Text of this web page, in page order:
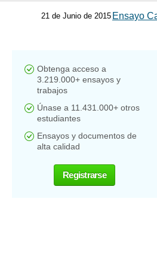
21 de Junio de 2015 Ensayo
Obtenga acceso a
3.219.000+ ensayos y
trabajos
Únase a 11.431.000+ otros
estudiantes
Ensayos y documentos de
alta calidad
Registrarse